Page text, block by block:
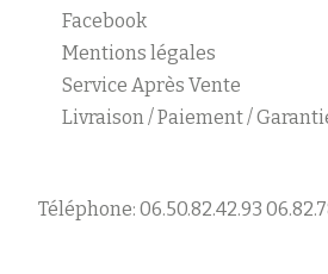
Facebook
Mentions légales
Service Après Vente
Livraison / Paiement /
Téléphone: 06.50.82.42.93